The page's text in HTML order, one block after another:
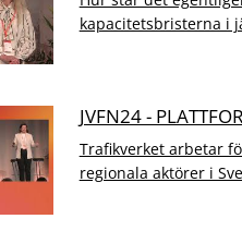
kapacitetsbristerna i
JVFN24 -
Trafikverket arbetar
regionala aktörer i